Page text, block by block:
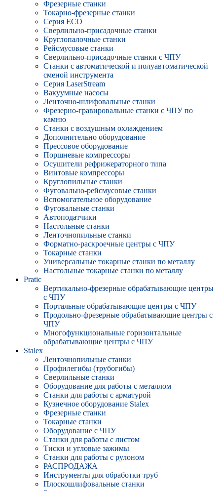
Фрезерные станки
Токарно-фрезерные станки
Серия ECO
Сверлильно-присадочные станки
Круглопалочные станки
Рейсмусовые станки
Сверлильно-присадочные станки с ЧПУ
Станки с автоматической и полуавтоматической
сменой инструмента
Серия LaserStream
Вакуумные насосы
Ленточно-шлифовальные станки
Фрезерно-гравировальные станки с ЧПУ по
камню
Станки с воздушным охлаждением
Дополнительно оборудование
Прессовое оборудование
Поршневые компрессоры
Осушители рефрижераторного типа
Винтовые компрессоры
Круглопильные станки
Фуговально-рейсмусовые станки
Вспомогательное оборудование
Фуговальные станки
Автоподатчики
Настольные станки
Ленточнопильные станки
Форматно-раскроечные центры с ЧПУ
Токарные станки
Универсальные токарные станки по металлу
Настольные токарные станки по металлу
Pratic
Вертикально-фрезерные обрабатывающие центры
с ЧПУ
Портальные обрабатывающие центры с ЧПУ
Продольно-фрезерные обрабатывающие центры с
ЧПУ
Многофункциональные горизонтальные
обрабатывающие центры с ЧПУ
Stalex
Ленточнопильные станки
Профилегибы (трубогибы)
Сверлильные станки
Оборудование для работы с металлом
Станки для работы с арматурой
Кузнечное оборудование Stalex
Фрезерные станки
Токарные станки
Оборудование с ЧПУ
Станки для работы с листом
Тиски и угловые зажимы
Станки для работы с рулоном
РАСПРОДАЖА
Инструменты для обработки труб
Плоскошлифовальные станки